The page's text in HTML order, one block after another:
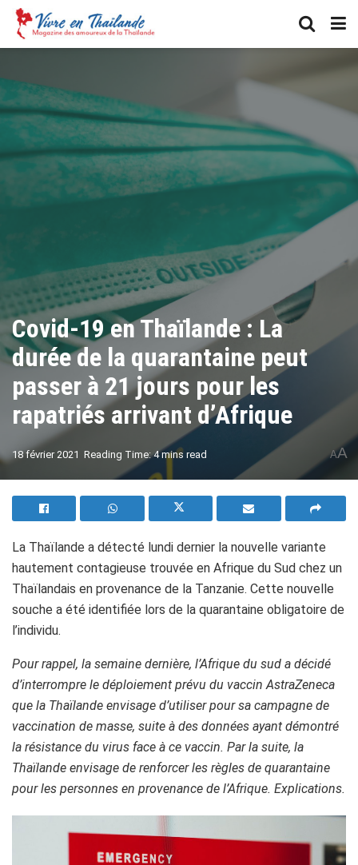
Covid-19 en Thaïlande : La
durée de la quarantaine peut
passer à 21 jours pour les
rapatriés arrivant d’Afrique
18 février 2021 Reading Time: 4 mins read AA
La Thaïlande a détecté lundi dernier la nouvelle variante
hautement contagieuse trouvée en Afrique du Sud chez un
Thaïlandais en provenance de la Tanzanie. Cette nouvelle
souche a été identifiée lors de la quarantaine obligatoire de
l’individu.
Pour rappel, la semaine dernière, l’Afrique du sud a décidé
d’interrompre le déploiement prévu du vaccin AstraZeneca
que la Thaïlande envisage d’utiliser pour sa campagne de
vaccination de masse, suite à des données ayant démontré
la résistance du virus face à ce vaccin. Par la suite, la
Thaïlande envisage de renforcer les règles de quarantaine
pour les personnes en provenance de l’Afrique. Explications.